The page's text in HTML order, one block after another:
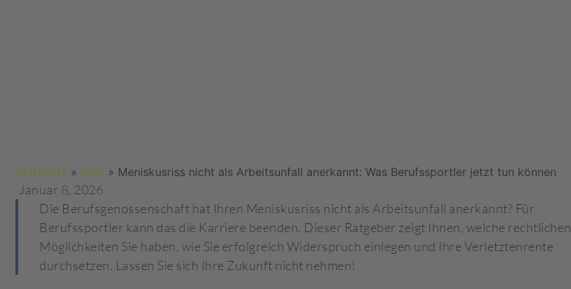
Startseite » Blog » Meniskusriss nicht als Arbeitsunfall anerkannt: Was Berufssportler jetzt tun können
Januar 8, 2026
Die Berufsgenossenschaft hat Ihren Meniskusriss nicht als Arbeitsunfall anerkannt? Für
Berufssportler kann das die Karriere beenden. Dieser Ratgeber zeigt Ihnen, welche rechtlichen
Möglichkeiten Sie haben, wie Sie erfolgreich Widerspruch einlegen und Ihre Verletztenrente
durchsetzen. Lassen Sie sich Ihre Zukunft nicht nehmen!